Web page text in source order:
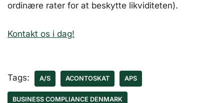
ordinære rater for at beskytte likviditeten).
Kontakt os i dag!
Tags: A/S ACONTOSKAT APS
BUSINESS COMPLIANCE DENMARK